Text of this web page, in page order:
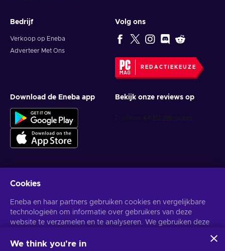
Bedrijf
Verkoop op Eneba
Adverteer Met Ons
Volg ons
REDACTIEKEUZE
Download de Eneba app Bekijk onze reviews op
Krijg gepersonaliseerde gameaanbiedingen
Abonneer
U kunt zich op elk gewenst moment afmelden. Bezoek dePrivacy
Cookies
Eneba en haar partners gebruiken cookies en vergelijkbare
technologieën om informatie over gebruikers van deze
website te verzamelen en te analyseren. We gebruiken deze
de site te verbeteren. Uw persoonlijke gegevens kunnen ook
We think you're in